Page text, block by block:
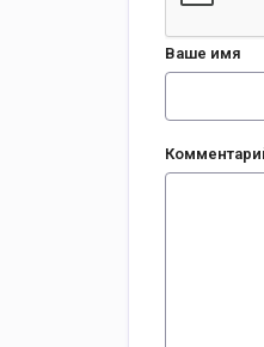
Ваше имя